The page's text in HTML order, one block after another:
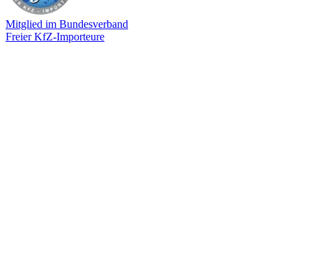
Mitglied im Bundesverband
Freier KfZ-Importeure